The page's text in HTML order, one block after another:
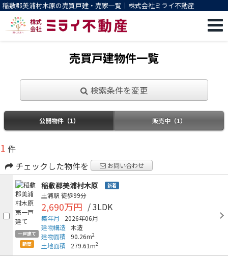
稲敷郡美浦村木原の売買戸建・売家一覧｜株式会社ミライ不動産
売買戸建物件一覧
検索条件を変更
公開物件（1） 販売中（1）
1 件
チェックした物件を
お問い合わせ
一戸建て
新築
稲敷郡美浦村木原 新着
土浦駅 徒歩99分
2,690万円 / 3LDK
築年月
2026年06月
建物構造 木造
建物面積
90.26m2
土地面積 279.61m2